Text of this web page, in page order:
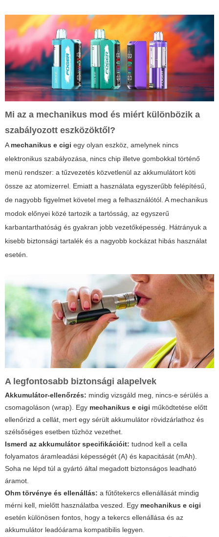
Mi az a mechanikus mod és miért különbözik a
szabályozott eszközöktől?
A mechanikus e cigi egy olyan eszköz, amelynek nincs
elektronikus szabályozása, nincs chip illetve gombokkal történő
menü rendszer: a tűzvezetés közvetlenül az akkumulátort köti
össze az atomizerrel. Emiatt a használata egyszerűbb felépítésű,
de nagyobb figyelmet követel meg a felhasználótól. A mechanikus
modok előnyei közé tartozik a tartósság, az egyszerű
karbantarthatóság és gyakran jobb vezetőképesség. Hátrányuk a
kisebb biztonsági tartalék és a nagyobb kockázat hibás használat
esetén.
A legfontosabb biztonsági alapelvek
Akkumulátor-ellenőrzés: mindig vizsgáld meg, nincs-e sérülés a
csomagoláson (wrap). Egy mechanikus e cigi működtetése előtt
ellenőrizd a cellát, mert egy sérült akkumulátor rövidzárlathoz és
szélsőséges esetben tűzhöz vezethet.
Ismerd az akkumulátor specifikációit: tudnod kell a cella
folyamatos áramleadási képességét (A) és kapacitását (mAh).
Soha ne lépd túl a gyártó által megadott biztonságos leadható
áramot.
Ohm törvénye és ellenállás: a fűtőtekercs ellenállását mindig
mérni kell, mielőtt használatba veszed. Egy mechanikus e cigi
esetén különösen fontos, hogy a tekercs ellenállása és az
akkumulátor leadóárama kompatibilis legyen.